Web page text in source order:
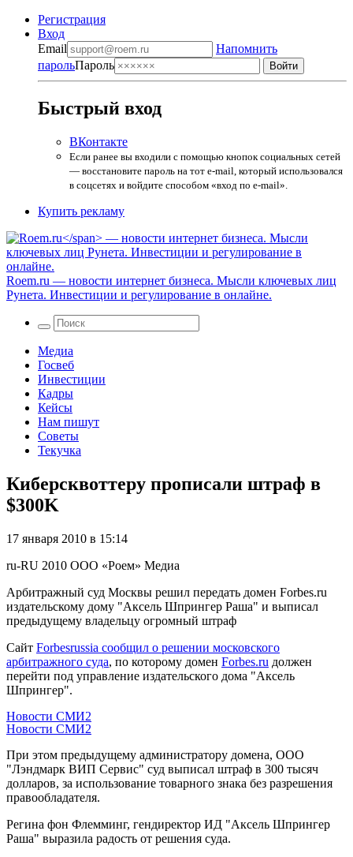
Регистрация
Вход
Email
Напомнить
парольПароль
Быстрый вход
ВКонтакте
Если ранее вы входили с помощью кнопок социальных сетей
— восстановите пароль на тот e-mail, который использовался
в соцсетях и войдите способом «вход по e-mail».
Купить рекламу
Roem.ru — новости интернет бизнеса. Мысли ключевых лиц
Рунета. Инвестиции и регулирование в онлайне.
Медиа
Госвеб
Инвестиции
Кадры
Кейсы
Нам пишут
Советы
Текучка
Киберсквоттеру прописали штраф в
$300K
17 января 2010 в 15:14
ru-RU 2010 ООО «Роем» Медиа
Арбитражный суд Москвы решил передать домен Forbes.ru
издательскому дому "Аксель Шпрингер Раша" и выписал
предыдущему владельцу огромный штраф
Сайт Forbesrussia сообщил о решении московского
арбитражного суда, по которому домен Forbes.ru должен
перейти под управление издательского дома "Аксель
Шпрингер".
Новости СМИ2
Новости СМИ2
При этом предыдущему администратору домена, ООО
"Лэндмарк ВИП Сервис" суд выписал штраф в 300 тысяч
долларов, за использование товарного знака без разрешения
правообладателя.
Регина фон Флемминг, гендиректор ИД "Аксель Шпрингер
Раша" выразила радость от решения суда.